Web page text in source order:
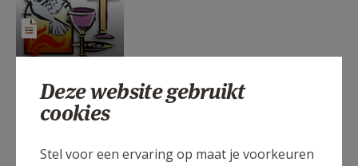
Alpha in Sint-Niklaas (najaar
2026)
Deze website gebruikt
cookies
Stel voor een ervaring op maat je voorkeuren